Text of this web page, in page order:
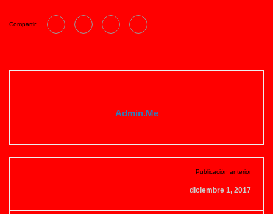
Compartir:
Admin.me
Publicación anterior
diciembre 1, 2017